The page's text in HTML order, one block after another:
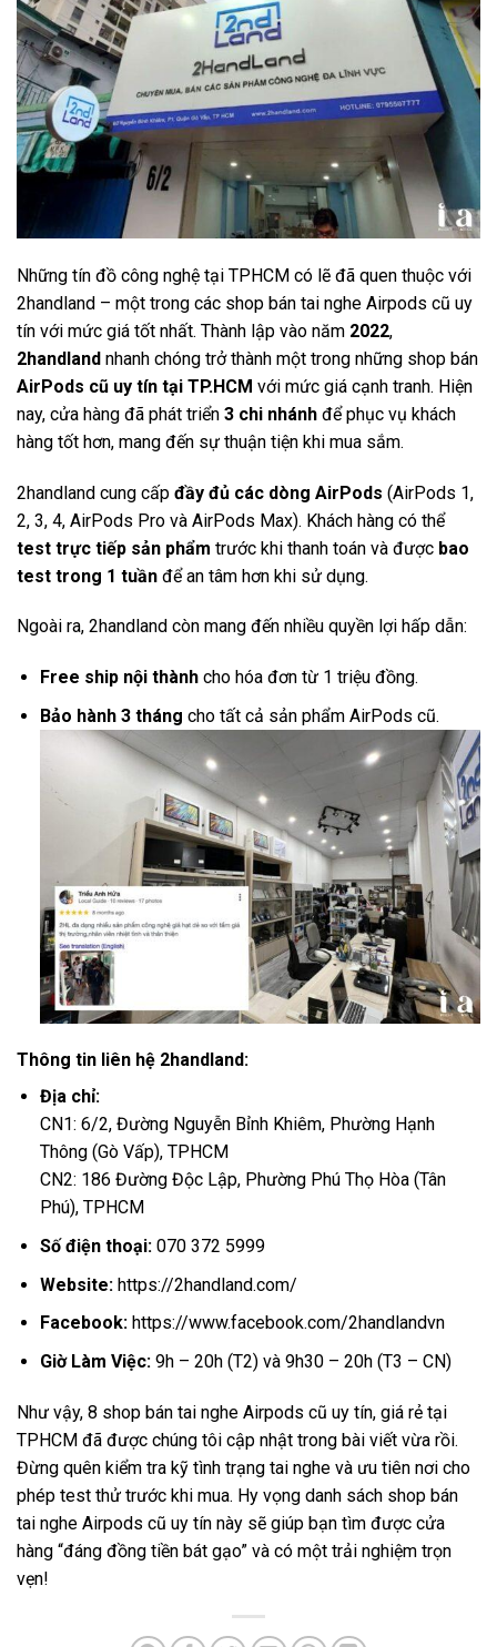
Những tín đồ công nghệ tại TPHCM có lẽ đã quen thuộc với
2handland – một trong các shop bán tai nghe Airpods cũ uy
tín với mức giá tốt nhất. Thành lập vào năm 2022,
2handland nhanh chóng trở thành một trong những shop bán
AirPods cũ uy tín tại TP.HCM với mức giá cạnh tranh. Hiện
nay, cửa hàng đã phát triển 3 chi nhánh để phục vụ khách
hàng tốt hơn, mang đến sự thuận tiện khi mua sắm.
2handland cung cấp đầy đủ các dòng AirPods (AirPods 1,
2, 3, 4, AirPods Pro và AirPods Max). Khách hàng có thể
test trực tiếp sản phẩm trước khi thanh toán và được bao
test trong 1 tuần để an tâm hơn khi sử dụng.
Ngoài ra, 2handland còn mang đến nhiều quyền lợi hấp dẫn:
Free ship nội thànhcho hóa đơn từ 1 triệu đồng.
Bảo hành 3 tháng cho tất cả sản phẩm AirPods cũ.
Thông tin liên hệ 2handland:
Địa chỉ:
CN1: 6/2, Đường Nguyễn Bỉnh Khiêm, Phường Hạnh
Thông (Gò Vấp), TPHCM
CN2: 186 Đường Độc Lập, Phường Phú Thọ Hòa (Tân
Phú), TPHCM
Số điện thoại:070 372 5999
Website:https://2handland.com/
Facebook: https://www.facebook.com/2handlandvn
Giờ Làm Việc:9h – 20h (T2) và 9h30 – 20h (T3 – CN)
Như vậy, 8 shop bán tai nghe Airpods cũ uy tín, giá rẻ tại
TPHCM đã được chúng tôi cập nhật trong bài viết vừa rồi.
Đừng quên kiểm tra kỹ tình trạng tai nghe và ưu tiên nơi cho
phép test thử trước khi mua. Hy vọng danh sách shop bán
tai nghe Airpods cũ uy tín này sẽ giúp bạn tìm được cửa
hàng “đáng đồng tiền bát gạo” và có một trải nghiệm trọn
vẹn!